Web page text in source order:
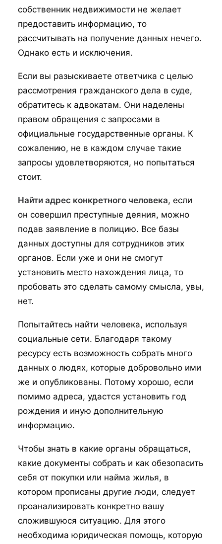
собственник недвижимости не желает
предоставить информацию, то
рассчитывать на получение данных нечего.
Однако есть и исключения.
Если вы разыскиваете ответчика с целью
рассмотрения гражданского дела в суде,
обратитесь к адвокатам. Они наделены
правом обращения с запросами в
официальные государственные органы. К
сожалению, не в каждом случае такие
запросы удовлетворяются, но попытаться
стоит.
Найти адрес конкретного человека, если
он совершил преступные деяния, можно
подав заявление в полицию. Все базы
данных доступны для сотрудников этих
органов. Если уже и они не смогут
установить место нахождения лица, то
пробовать это сделать самому смысла, увы,
нет.
Попытайтесь найти человека, используя
социальные сети. Благодаря такому
ресурсу есть возможность собрать много
данных о людях, которые добровольно ими
же и опубликованы. Потому хорошо, если
помимо адреса, удастся установить год
рождения и иную дополнительную
информацию.
Чтобы знать в какие органы обращаться,
какие документы собрать и как обезопасить
себя от покупки или найма жилья, в
котором прописаны другие люди, следует
проанализировать конкретно вашу
сложившуюся ситуацию. Для этого
необходима юридическая помощь, которую